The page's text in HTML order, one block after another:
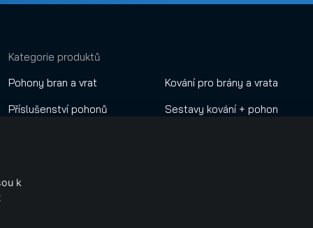
Kategorie produktů
Pohony bran a vrat
Příslušenství pohonů
GSM a Wifi ovládání
Kování pro brány a vrata
Sestavy kování + pohon
k